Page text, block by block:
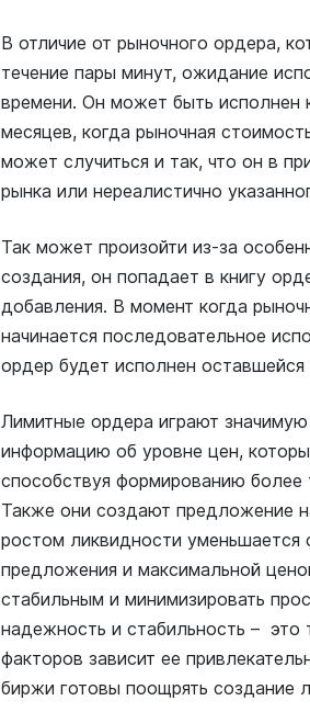
В отличие от рыночного ордера,
течение пары минут, ожидание
времени. Он может быть исполнен
месяцев, когда рыночная
может случиться и так, что он в
рынка или нереалистично
Так может произойти из-за
создания, он попадает в книгу
добавления. В момент когда
начинается последовательное
ордер будет исполнен
Лимитные ордера играют
информацию об уровне цен,
способствуя формированию более
Также они создают предложение
ростом ликвидности
предложения и максимальной
стабильным и минимизировать
надежность и стабильность – это
факторов зависит ее
биржи готовы поощрять создание